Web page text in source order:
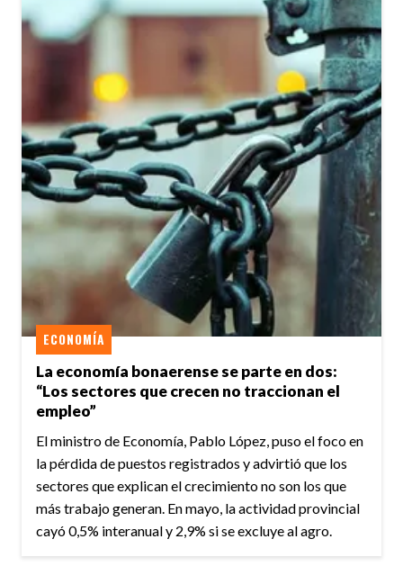
La economía bonaerense se parte en dos:
“Los sectores que crecen no traccionan el
empleo”
ECONOMÍA
El ministro de Economía, Pablo López, puso el foco en
la pérdida de puestos registrados y advirtió que los
sectores que explican el crecimiento no son los que
más trabajo generan. En mayo, la actividad provincial
cayó 0,5% interanual y 2,9% si se excluye al agro.